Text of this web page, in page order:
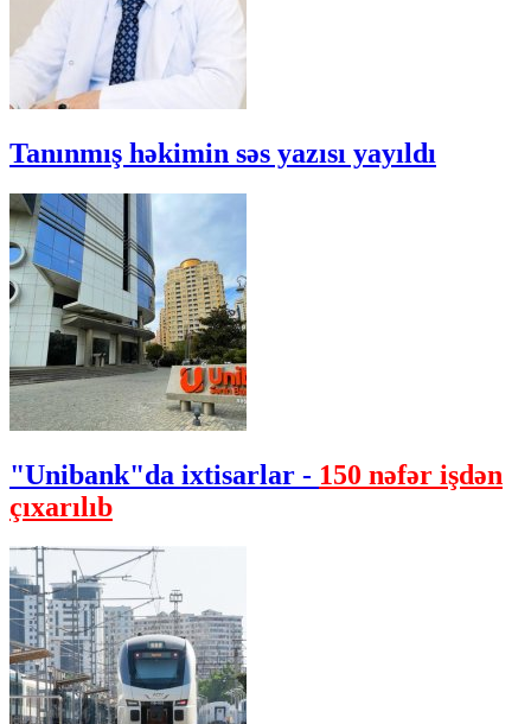
Tanınmış həkimin səs yazısı yayıldı
"Unibank"da ixtisarlar - 150 nəfər işdən
çıxarılıb